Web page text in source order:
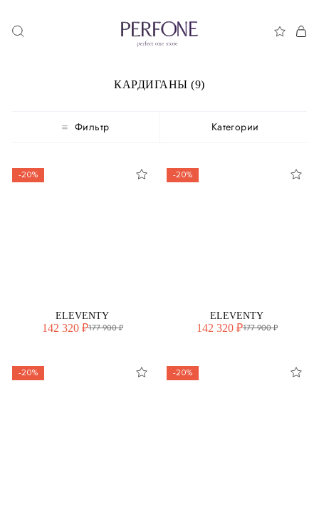
КАРДИГАНЫ (9)
Фильтр Категории
-20%
ELEVENTY
142 320 ₽177 900 ₽
-20%
ELEVENTY
142 320 ₽177 900 ₽
-20% -20%